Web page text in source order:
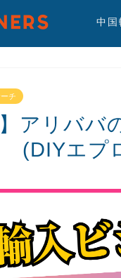
中国
チ
】アリバ
(DIYエプ